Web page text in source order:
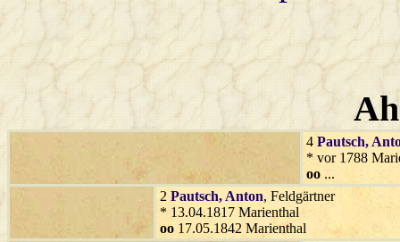
4 Pautsch,
* vor 1788
oo ...
2 Pautsch, Anton, Feldgärtner
* 13.04.1817 Marienthal
oo 17.05.1842 Marienthal